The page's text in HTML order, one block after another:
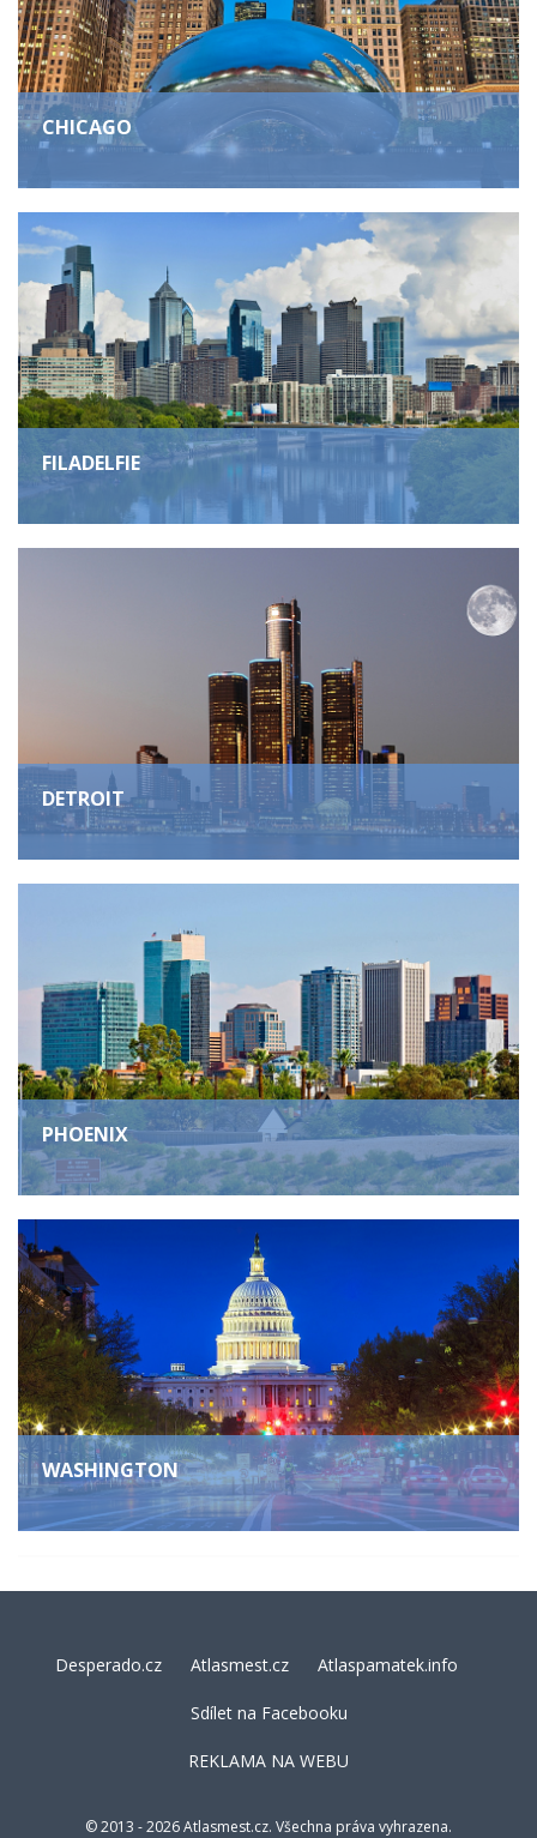
CHICAGO
FILADELFIE
DETROIT
PHOENIX
WASHINGTON
Desperado.cz Atlasmest.cz Atlaspamatek.info
Sdílet na Facebooku
REKLAMA NA WEBU
© 2013 - 2026 Atlasmest.cz. Všechna práva vyhrazena.